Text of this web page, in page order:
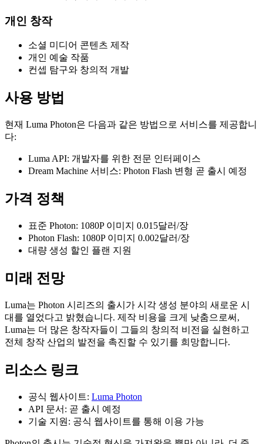
개인 창작
소셜 미디어 콘텐츠 제작
개인 예술 작품
컨셉 탐구와 창의적 개발
사용 방법
현재 Luma Photon은 다음과 같은 방법으로 서비스를 제공합니
다:
Luma API: 개발자를 위한 전문 인터페이스
Dream Machine 서비스: Photon Flash 변형 곧 출시 예정
가격 정책
표준 Photon: 1080P 이미지 0.015달러/장
Photon Flash: 1080P 이미지 0.002달러/장
대량 생성 할인 플랜 지원
미래 전망
Luma는 Photon 시리즈의 출시가 시각 생성 분야의 새로운 시
대를 열었다고 밝혔습니다. 제작 비용을 크게 낮춤으로써,
Luma는 더 많은 창작자들이 그들의 창의적 비전을 실현하고
전체 창작 산업의 발전을 촉진할 수 있기를 희망합니다.
리소스 링크
공식 웹사이트: Luma Photon
API 문서: 곧 출시 예정
기술 지원: 공식 웹사이트를 통해 이용 가능